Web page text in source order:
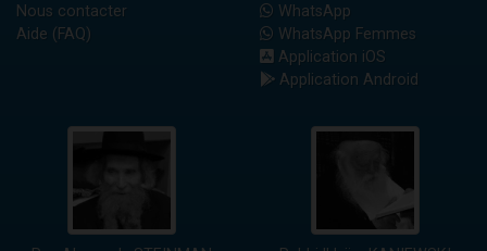
Nous contacter
Aide (FAQ)
WhatsApp
WhatsApp Femmes
Application iOS
Application Android